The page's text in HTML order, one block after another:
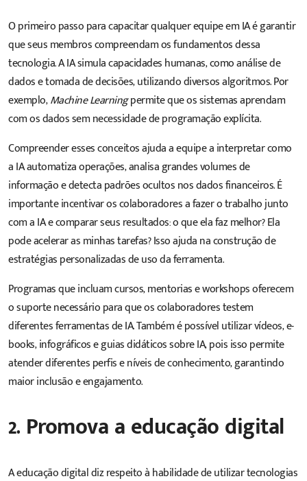
O primeiro passo para capacitar qualquer equipe em IA é garantir
que seus membros compreendam os fundamentos dessa
tecnologia. A IA simula capacidades humanas, como análise de
dados e tomada de decisões, utilizando diversos algoritmos. Por
exemplo,Machine Learningpermite que os sistemas aprendam
com os dados sem necessidade de programação explícita.
Compreender esses conceitos ajuda a equipe a interpretar como
a IA automatiza operações, analisa grandes volumes de
informação e detecta padrões ocultos nos dados financeiros. É
importante incentivar os colaboradores a fazer o trabalho junto
com a IA e comparar seus resultados: o que ela faz melhor? Ela
pode acelerar as minhas tarefas? Isso ajuda na construção de
estratégias personalizadas de uso da ferramenta.
Programas que incluam cursos, mentorias e workshops oferecem
o suporte necessário para que os colaboradores testem
diferentes ferramentas de IA. Também é possível utilizar vídeos, e-
books, infográficos e guias didáticos sobre IA, pois isso permite
atender diferentes perfis e níveis de conhecimento, garantindo
maior inclusão e engajamento.
2. Promova a educação digital
A educação digital diz respeito à habilidade de utilizar tecnologias